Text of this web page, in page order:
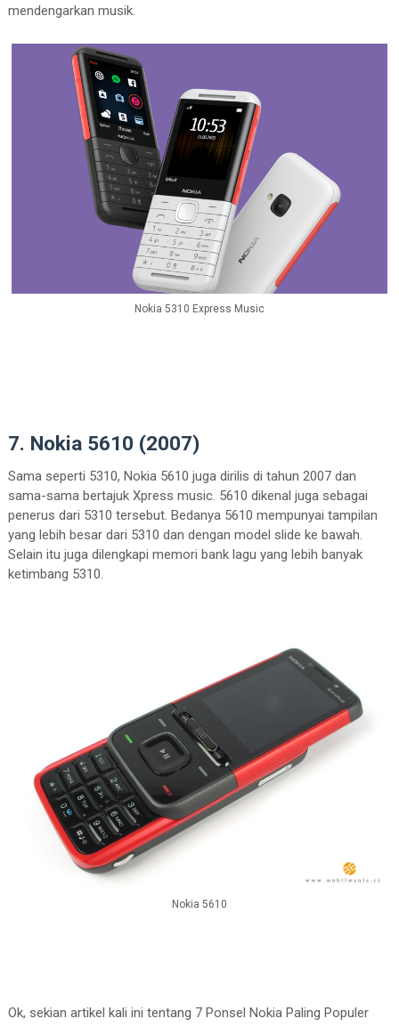
mendengarkan musik.
Nokia 5310 Express Music
7. Nokia 5610 (2007)
Sama seperti 5310, Nokia 5610 juga dirilis di tahun 2007 dan
sama-sama bertajuk Xpress music. 5610 dikenal juga sebagai
penerus dari 5310 tersebut. Bedanya 5610 mempunyai tampilan
yang lebih besar dari 5310 dan dengan model slide ke bawah.
Selain itu juga dilengkapi memori bank lagu yang lebih banyak
ketimbang 5310.
Nokia 5610
Ok, sekian artikel kali ini tentang 7 Ponsel Nokia Paling Populer